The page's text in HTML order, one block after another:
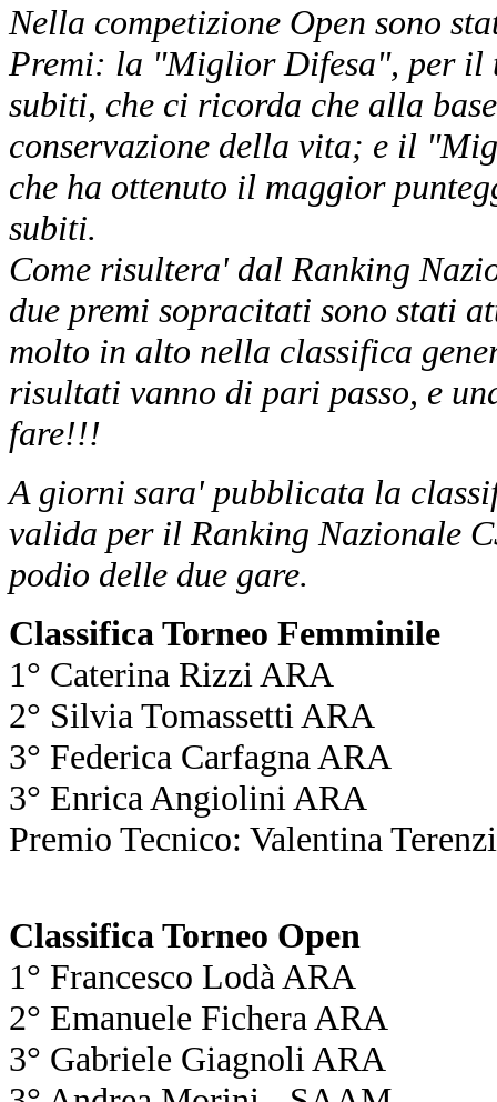
Nella competizione Open sono
Premi: la "Miglior Difesa", per il
subiti, che ci ricorda che alla
conservazione della vita; e il
che ha ottenuto il maggior
subiti.
Come risultera' dal Ranking
due premi sopracitati sono stati
molto in alto nella classifica
risultati vanno di pari passo, e
fare!!!
A giorni sara' pubblicata la
valida per il Ranking Nazionale
podio delle due gare.
Classifica Torneo Femminile
1° Caterina Rizzi ARA
2° Silvia Tomassetti ARA
3° Federica Carfagna ARA
3° Enrica Angiolini ARA
Premio Tecnico: Valentina
Classifica Torneo Open
1° Francesco Lodà ARA
2° Emanuele Fichera ARA
3° Gabriele Giagnoli ARA